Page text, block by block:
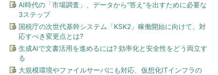
AI時代の「市場調査」、データから“答え”を出すために必要な
3ステップ
国税庁の次世代基幹システム「KSK2」稼働開始に向けて、対
応すべき変更点とは?
生成AIで文書活用を進めるには? 効率化と安全性をどう両立す
る
大規模環境やファイルサーバにも対応、仮想化ITインフラの